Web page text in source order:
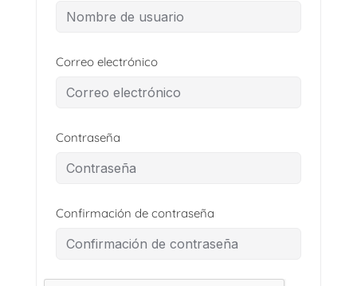
Correo electrónico
Contraseña
Confirmación de contraseña